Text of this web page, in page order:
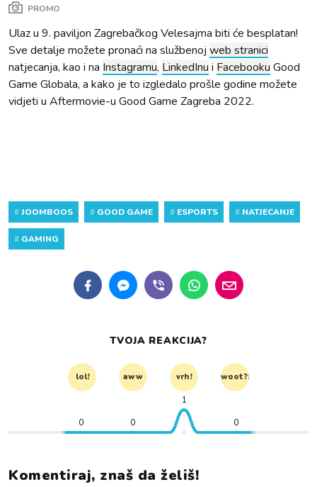
PROMO
Ulaz u 9. paviljon Zagrebačkog Velesajma biti će besplatan!
Sve detalje možete pronaći na službenoj web stranici
natjecanja, kao i na Instagramu, LinkedInu i Facebooku Good
Game Globala, a kako je to izgledalo prošle godine možete
vidjeti u Aftermovie-u Good Game Zagreba 2022.
#JOOMBOOS # GOOD GAME # ESPORTS # NATJECANJE
# GAMING
TVOJA REAKCIJA?
lol! aww vrh! woot?!
0 0
1
0
Komentiraj, znaš da želiš!